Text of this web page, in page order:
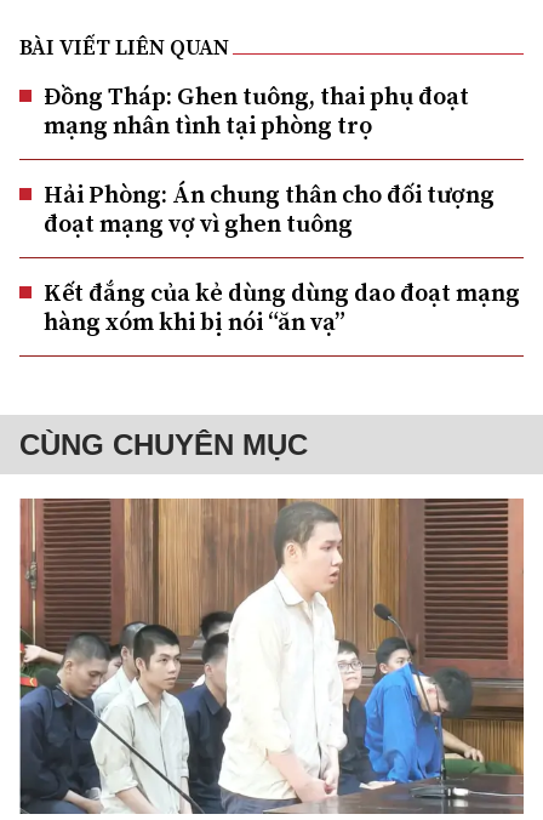
BÀI VIẾT LIÊN QUAN
Đồng Tháp: Ghen tuông, thai phụ đoạt
mạng nhân tình tại phòng trọ
Hải Phòng: Án chung thân cho đối tượng
đoạt mạng vợ vì ghen tuông
Kết đắng của kẻ dùng dùng dao đoạt mạng
hàng xóm khi bị nói “ăn vạ”
CÙNG CHUYÊN MỤC